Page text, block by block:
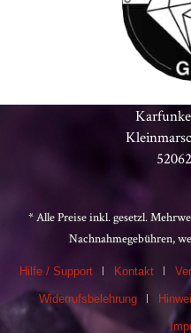
* Alle Preise inkl. gesetzl.
Nachnahmegebühren,
Hilfe / Support Kontakt
Widerrufsbelehrung